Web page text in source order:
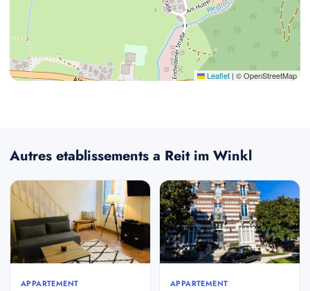
Leaflet | © OpenStreetMap
Autres etablissements a Reit im Winkl
APPARTEMENT APPARTEMENT